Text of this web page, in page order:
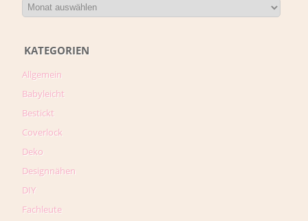
KATEGORIEN
Allgemein
Babyleicht
Bestickt
Coverlock
Deko
Designnähen
DIY
Fachleute